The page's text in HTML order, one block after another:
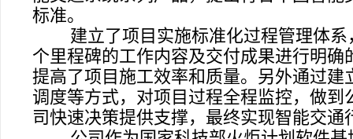
标准。
建立了项目实施标准化过程管理体
个里程碑的工作内容及交付成果进行明
提高了项目施工效率和质量。另外通过
调度等方式，对项目过程全程监控，做
司快速决策提供支撑，最终实现智能交通